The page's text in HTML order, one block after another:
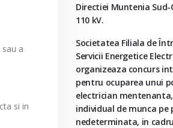
a
si in
Directiei Muntenia
110 kV.
Societatea Filiala de
Servicii Energetice
organizeaza concurs
pentru ocuparea unui
electrician
individual de munca pe
nedeterminata, in